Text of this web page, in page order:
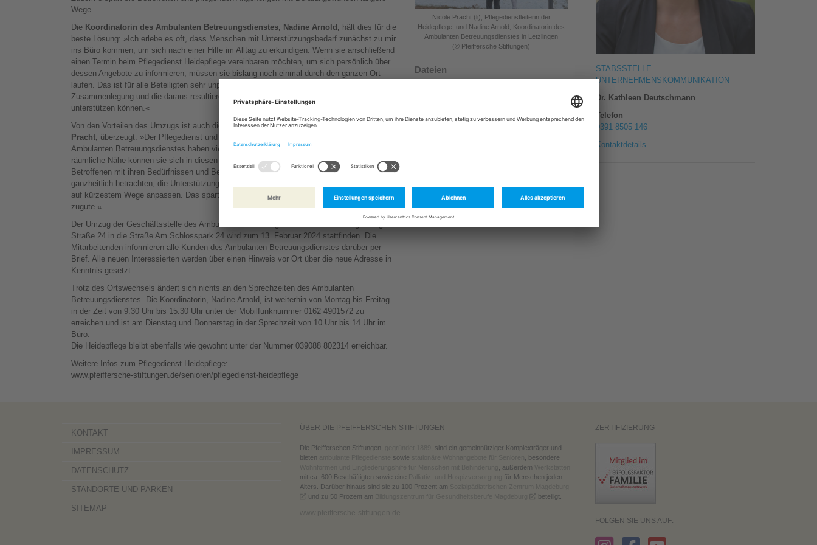
Wege.
Die Koordinatorin des Ambulanten Betreuungsdienstes, Nadine Arnold, hält dies für die
beste Lösung: »Ich erlebe es oft, dass Menschen mit Unterstützungsbedarf zunächst zu mir
ins Büro kommen, um sich nach einer Hilfe im Alltag zu erkundigen. Wenn sie anschließend
einen Termin beim Pflegedienst Heidepflege vereinbaren möchten, um sich persönlich über
dessen Angebote zu informieren, müssen sie bislang noch einmal durch den ganzen Ort
laufen. Das ist für alle Beteiligten sehr unpraktisch. Wir hoffen, dass wir durch die
Zusammenlegung und die daraus resultierenden kurzen Wege die Menschen noch besser
unterstützen können.«
Von den Vorteilen des Umzugs ist auch die
Pflegedienstleiterin der Heidepflege, Nicole
Pracht, überzeugt. »Der Pflegedienst und die Mitarbeiterinnen und Mitarbeiter des
Ambulanten Betreuungsdienstes haben viele gemeinsame Kunden. Durch die neue
räumliche Nähe können sie sich in diesen Fällen noch besser abstimmen. Wir können die
Betroffenen mit ihren Bedürfnissen und Beschwerden in einem kurzen Abstimmungsprozess
ganzheitlich betrachten, die Unterstützung individueller gestalten und diese gegebenenfalls
auf kürzestem Wege anpassen. Das spart Zeit und kommt natürlich vor allem den Kunden
zugute.«
Der Umzug der Geschäftsstelle des Ambulanten Betreuungsdienstes von der Magdeburger
Straße 24 in die Straße Am Schlosspark 24 wird zum 13. Februar 2024 stattfinden. Die
Mitarbeitenden informieren alle Kunden des Ambulanten Betreuungsdienstes darüber per
Brief. Alle neuen Interessierten werden über einen Hinweis vor Ort über die neue Adresse in
Kenntnis gesetzt.
Trotz des Ortswechsels ändert sich nichts an den Sprechzeiten des Ambulanten
Betreuungsdienstes. Die Koordinatorin, Nadine Arnold, ist weiterhin von Montag bis Freitag
in der Zeit von 9.30 Uhr bis 15.30 Uhr unter der Mobilfunknummer 0162 4901572 zu
erreichen und ist am Dienstag und Donnerstag in der Sprechzeit von 10 Uhr bis 14 Uhr im
Büro.
Die Heidepflege bleibt ebenfalls wie gewohnt unter der Nummer 039088 802314 erreichbar.
Weitere Infos zum Pflegedienst Heidepflege:
www.pfeiffersche-stiftungen.de/senioren/pflegedienst-heidepflege
Nicole Pracht (li), Pflegedienstleiterin der
Heidepflege, und Nadine Arnold, Koordinatorin des
Ambulanten Betreuungsdienstes in Letzlingen
(© Pfeiffersche Stiftungen)
Dateien
Bild in Druckqualität
STABSSTELLE
UNTERNEHMENSKOMMUNIKATION
Dr. Kathleen Deutschmann
Telefon
0391 8505 146
Kontaktdetails
KONTAKT
IMPRESSUM
DATENSCHUTZ
STANDORTE UND PARKEN
SITEMAP
ÜBER DIE PFEIFFERSCHEN STIFTUNGEN
Die Pfeifferschen Stiftungen,
, sind ein gemeinnütziger Komplexträger und
bieten
sowie
, besondere
, außerdem
mit ca. 600 Beschäftigten sowie eine
für Menschen jeden
Alters. Darüber hinaus sind sie zu 100 Prozent am
und zu 50 Prozent am
beteiligt.
ZERTIFIZIERUNG
FOLGEN SIE UNS AUF: